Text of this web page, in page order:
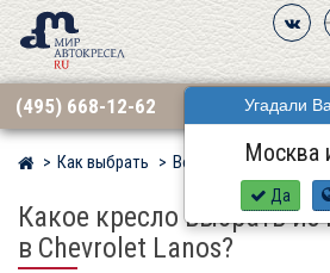
Угадали
Москва
Да
(495) 668-12-62
Мир детских автокресел
Как выбрать Вопросы
Какое кресло выбрать из
в Chevrolet Lanos?